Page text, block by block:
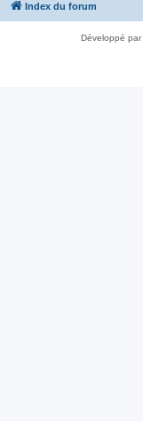
Index du forum
Développé par